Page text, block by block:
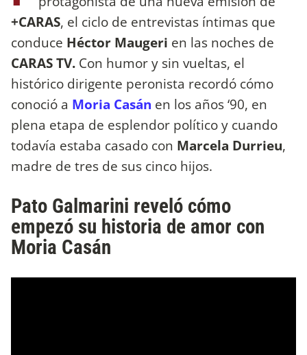
+CARAS, el ciclo de entrevistas íntimas que
conduce Héctor Maugeri en las noches de
CARAS TV. Con humor y sin vueltas, el
histórico dirigente peronista recordó cómo
conoció a Moria Casán en los años ‘90, en
plena etapa de esplendor político y cuando
todavía estaba casado con Marcela Durrieu,
madre de tres de sus cinco hijos.
Pato Galmarini reveló cómo
empezó su historia de amor con
Moria Casán